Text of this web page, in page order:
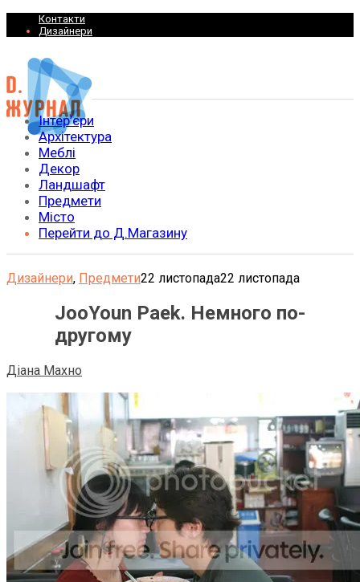
Контакти
Дизайнери
Інтер’єри
Архітектура
Меблі
Декор
Ландшафт
Предмети
Місто
Перейти до Д.Магазину
Дизайнери, Предмети22 листопада22 листопада
JooYoun Paek. Немного по-
другому
Діана Махно